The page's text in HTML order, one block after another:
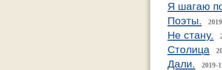
Я шагаю
Поэты.
Не стану.
Столица
Дали. 2019-